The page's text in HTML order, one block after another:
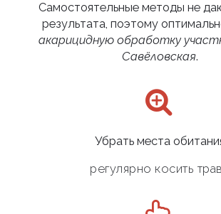
Самостоятельные методы не
результата, поэтому
акарицидную обработку
Савёловская.
Убрать места
регулярно косить